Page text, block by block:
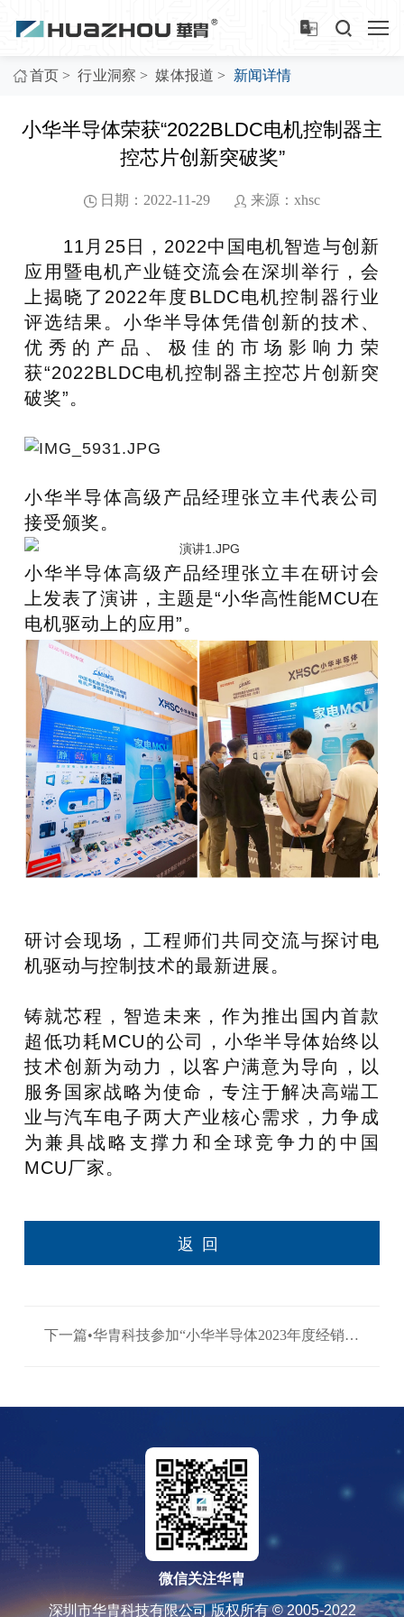
首页 > 行业洞察 > 媒体报道 > 新闻详情
小华半导体荣获“2022BLDC电机控制器主
控芯片创新突破奖”
日期：2022-11-29 来源：xhsc
11月25日，2022中国电机智造与创新
应用暨电机产业链交流会在深圳举行，会
上揭晓了2022年度BLDC电机控制器行业
评选结果。小华半导体凭借创新的技术、
优秀的产品、极佳的市场影响力荣
获“2022BLDC电机控制器主控芯片创新突
破奖”。
小华半导体高级产品经理张立丰代表公司
接受颁奖。
小华半导体高级产品经理张立丰在研讨会
上发表了演讲，主题是“小华高性能MCU在
电机驱动上的应用”。
研讨会现场，工程师们共同交流与探讨电
机驱动与控制技术的最新进展。
铸就芯程，智造未来，作为推出国内首款
超低功耗MCU的公司，小华半导体始终以
技术创新为动力，以客户满意为导向，以
服务国家战略为使命，专注于解决高端工
业与汽车电子两大产业核心需求，力争成
为兼具战略支撑力和全球竞争力的中国
MCU厂家。
返回
下一篇•华胄科技参加“小华半导体2023年度经销商
微信关注华胄
深圳市华胄科技有限公司 版权所有 © 2005-2022